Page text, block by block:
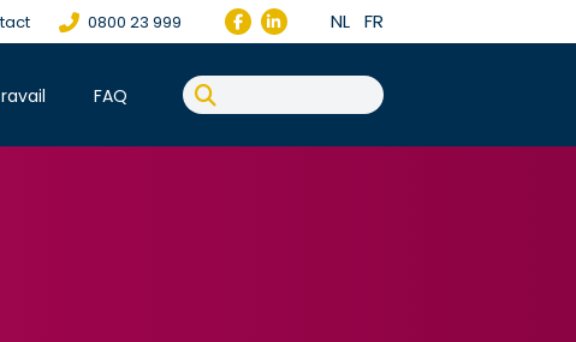
0800 23 999 NL FR
FAQ